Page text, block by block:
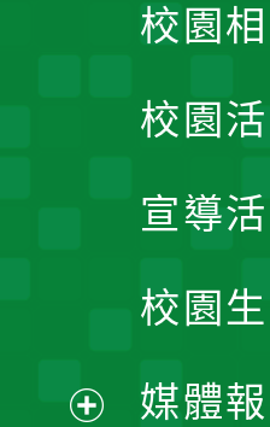
校園
校園
宣導
校園
媒體